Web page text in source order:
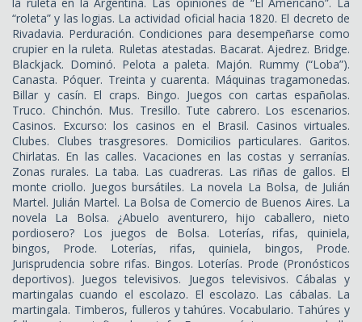
“roleta” y las logias. La actividad oficial hacia 1820. El decreto de
Rivadavia. Perduración. Condiciones para desempeñarse como
crupier en la ruleta. Ruletas atestadas. Bacarat. Ajedrez. Bridge.
Blackjack. Dominó. Pelota a paleta. Majón. Rummy (“Loba”).
Canasta. Póquer. Treinta y cuarenta. Máquinas tragamonedas.
Billar y casín. El craps. Bingo. Juegos con cartas españolas.
Truco. Chinchón. Mus. Tresillo. Tute cabrero. Los escenarios.
Casinos. Excurso: los casinos en el Brasil. Casinos virtuales.
Clubes. Clubes trasgresores. Domicilios particulares. Garitos.
Chirlatas. En las calles. Vacaciones en las costas y serranías.
Zonas rurales. La taba. Las cuadreras. Las riñas de gallos. El
monte criollo. Juegos bursátiles. La novela La Bolsa, de Julián
Martel. Julián Martel. La Bolsa de Comercio de Buenos Aires. La
novela La Bolsa. ¿Abuelo aventurero, hijo caballero, nieto
pordiosero? Los juegos de Bolsa. Loterías, rifas, quiniela,
bingos, Prode. Loterías, rifas, quiniela, bingos, Prode.
Jurisprudencia sobre rifas. Bingos. Loterías. Prode (Pronósticos
deportivos). Juegos televisivos. Juegos televisivos. Cábalas y
martingalas cuando el escolazo. El escolazo. Las cábalas. La
martingala. Timberos, fulleros y tahúres. Vocabulario. Tahúres y